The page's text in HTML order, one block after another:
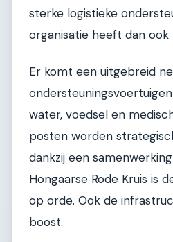
sterke logistieke
organisatie heeft dan
Er komt een uitgebreid
water, voedsel en
posten worden
dankzij een
Hongaarse Rode Kruis is
op orde. Ook de
boost.